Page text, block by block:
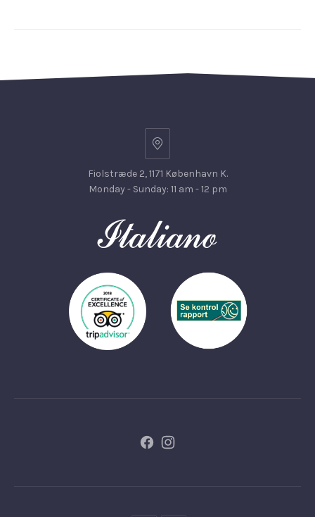
Fiolstræde 2, 1171 København K.
Monday - Sunday: 11 am - 12 pm